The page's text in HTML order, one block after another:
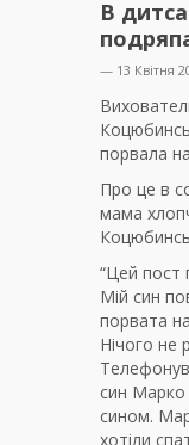
В
— 13 Квітня
порвала
Про це в
мама
“Цей пост
Мій син
порвата на
Нічого не
син Марко
сином.
хотіли